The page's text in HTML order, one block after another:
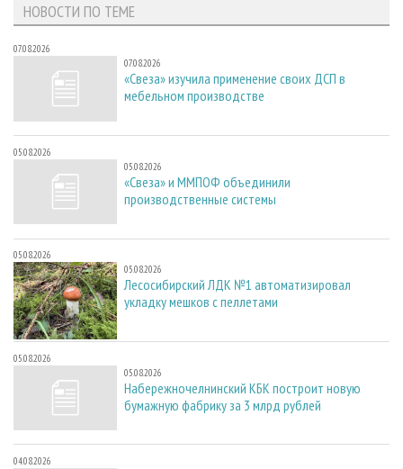
НОВОСТИ ПО ТЕМЕ
07.08.2026
07.08.2026
«Свеза» изучила применение своих ДСП в
мебельном производстве
05.08.2026
05.08.2026
«Свеза» и ММПОФ объединили
производственные системы
05.08.2026
05.08.2026
Лесосибирский ЛДК №1 автоматизировал
укладку мешков с пеллетами
05.08.2026
05.08.2026
Набережночелнинский КБК построит новую
бумажную фабрику за 3 млрд рублей
04.08.2026